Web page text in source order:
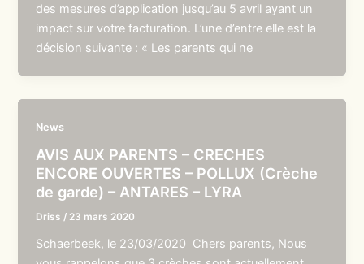
des mesures d’application jusqu’au 5 avril ayant un
impact sur votre facturation. L’une d’entre elle est la
décision suivante : « Les parents qui ne
News
AVIS AUX PARENTS – CRECHES
ENCORE OUVERTES – POLLUX (Crèche
de garde) – ANTARES – LYRA
Driss / 23 mars 2020
Schaerbeek, le 23/03/2020 Chers parents, Nous